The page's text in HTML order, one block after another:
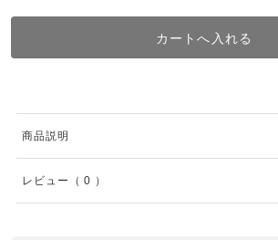
商品説明
レビュー （ 0 ）